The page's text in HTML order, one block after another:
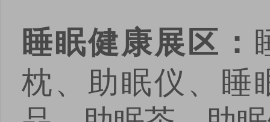
睡眠健康展区：
枕、助眠仪、睡